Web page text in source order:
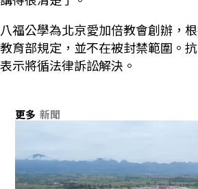
八福公學為北京愛加倍教會創辦，
教育部規定，並不在被封禁範圍。
表示將循法律訴訟解決。
更多 新聞